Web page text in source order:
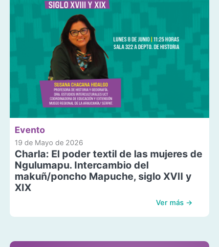
Evento
19 de Mayo de 2026
Charla: El poder textil de las mujeres de
Ngulumapu. Intercambio del
makuñ/poncho Mapuche, siglo XVII y
XIX
Ver más →